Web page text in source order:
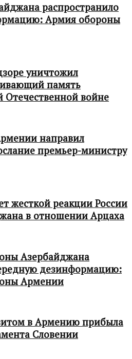
распространило
Армия обороны
уничтожил
память
Отечественной войне
направил
премьер-министру
жесткой реакции России
в отношении Арцаха
Азербайджана
дезинформацию:
Армении
в Армению прибыла
Словении